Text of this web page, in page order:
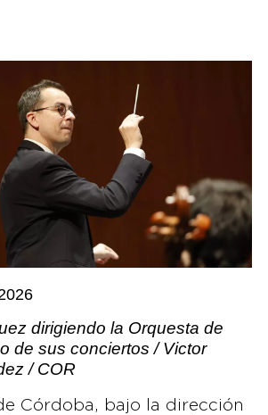
dirigiendo la Orquesta de
de sus conciertos / Victor
/ COR
Córdoba, bajo la dirección